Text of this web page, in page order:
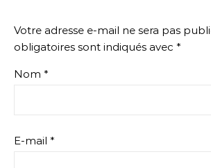
Votre adresse e-mail ne sera pas
obligatoires sont indiqués avec *
Nom *
E-mail *